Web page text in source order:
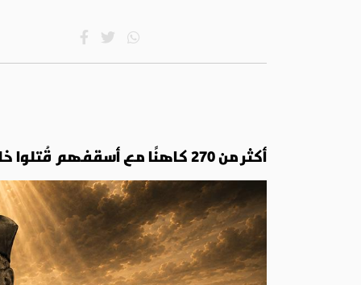
أكثر من 270 كاهنًا مع أسقفهم قُتلوا خلال ثلاثة أشهر فقط: هكذا وقعت مجزرة لاردة